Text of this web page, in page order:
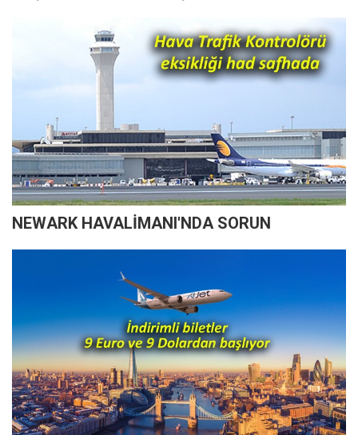
NEWARK HAVALİMANI'NDA SORUN